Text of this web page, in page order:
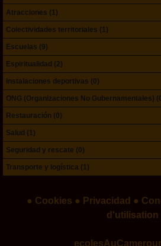
Atracciones (1)
Colectividades territoriales (1)
Escuelas (9)
Espiritualidad (2)
Instalaciones deportivas (0)
ONG (Organizaciones No Gubernamentales)
Restauración (0)
Salud (1)
Seguridad y rescate (0)
Transporte y logística (1)
● Cookies ● Privacidad ●
d'utilisation